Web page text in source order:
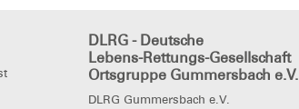
DLRG - Deutsche
Lebens-Rettungs-Gesellschaft
Ortsgruppe Gummersbach e.V.
DLRG Gummersbach e.V.